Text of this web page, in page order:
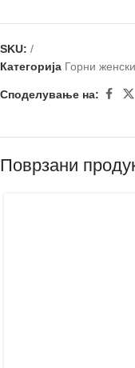
SKU: /
Категорија Горни
Споделување на:
Поврзани